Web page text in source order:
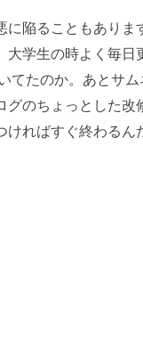
に陥ることもありま
大学生の時よく毎日
てたのか。あとサム
グのちょっとした改
ければすぐ終わるん